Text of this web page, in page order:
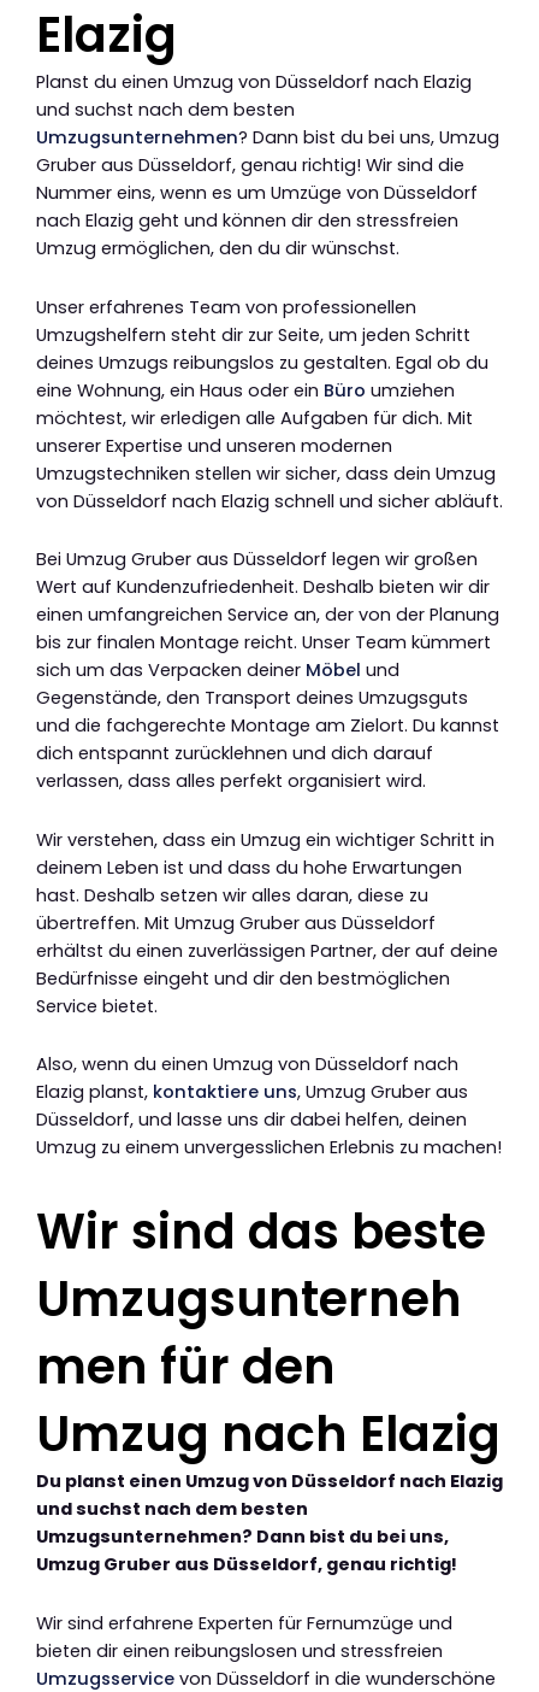
Elazig
Planst du einen Umzug von Düsseldorf nach Elazig
und suchst nach dem besten
Umzugsunternehmen? Dann bist du bei uns, Umzug
Gruber aus Düsseldorf, genau richtig! Wir sind die
Nummer eins, wenn es um Umzüge von Düsseldorf
nach Elazig geht und können dir den stressfreien
Umzug ermöglichen, den du dir wünschst.
Unser erfahrenes Team von professionellen
Umzugshelfern steht dir zur Seite, um jeden Schritt
deines Umzugs reibungslos zu gestalten. Egal ob du
eine Wohnung, ein Haus oder ein Büro umziehen
möchtest, wir erledigen alle Aufgaben für dich. Mit
unserer Expertise und unseren modernen
Umzugstechniken stellen wir sicher, dass dein Umzug
von Düsseldorf nach Elazig schnell und sicher abläuft.
Bei Umzug Gruber aus Düsseldorf legen wir großen
Wert auf Kundenzufriedenheit. Deshalb bieten wir dir
einen umfangreichen Service an, der von der Planung
bis zur finalen Montage reicht. Unser Team kümmert
sich um das Verpacken deiner Möbel und
Gegenstände, den Transport deines Umzugsguts
und die fachgerechte Montage am Zielort. Du kannst
dich entspannt zurücklehnen und dich darauf
verlassen, dass alles perfekt organisiert wird.
Wir verstehen, dass ein Umzug ein wichtiger Schritt in
deinem Leben ist und dass du hohe Erwartungen
hast. Deshalb setzen wir alles daran, diese zu
übertreffen. Mit Umzug Gruber aus Düsseldorf
erhältst du einen zuverlässigen Partner, der auf deine
Bedürfnisse eingeht und dir den bestmöglichen
Service bietet.
Also, wenn du einen Umzug von Düsseldorf nach
Elazig planst, kontaktiere uns, Umzug Gruber aus
Düsseldorf, und lasse uns dir dabei helfen, deinen
Umzug zu einem unvergesslichen Erlebnis zu machen!
Wir sind das beste
Umzugsunterneh
men für den
Umzug nach Elazig
Du planst einen Umzug von Düsseldorf nach Elazig
und suchst nach dem besten
Umzugsunternehmen? Dann bist du bei uns,
Umzug Gruber aus Düsseldorf, genau richtig!
Wir sind erfahrene Experten für Fernumzüge und
bieten dir einen reibungslosen und stressfreien
Umzugsservice von Düsseldorf in die wunderschöne